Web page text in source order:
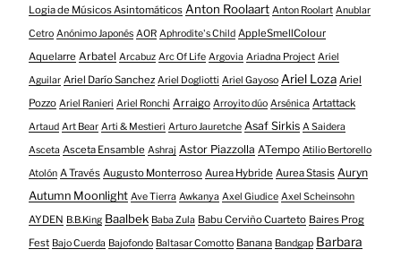
Logia de Músicos Asintomáticos Anton Roolaart Anton Roolart Anublar
Cetro Anónimo Japonés AOR Aphrodite's Child AppleSmellColour
Aquelarre Arbatel Arcabuz Arc Of Life Argovia Ariadna Project Ariel
Aguilar Ariel Darío Sanchez Ariel Dogliotti Ariel Gayoso Ariel Loza Ariel
Pozzo Ariel Ranieri Ariel Ronchi Arraigo Arroyito dúo Arsénica Artattack
Artaud Art Bear Arti & Mestieri Arturo Jauretche Asaf Sirkis A Saidera
Asceta Asceta Ensamble Ashraj Astor Piazzolla ATempo Atilio Bertorello
Atolón A Través Augusto Monterroso Aurea Hybride Aurea Stasis Auryn
Autumn Moonlight Ave Tierra Awkanya Axel Giudice Axel Scheinsohn
AYDEN B.B.King Baalbek Baba Zula Babu Cerviño Cuarteto Baires Prog
Fest Bajo Cuerda Bajofondo Baltasar Comotto Banana Bandgap Barbara